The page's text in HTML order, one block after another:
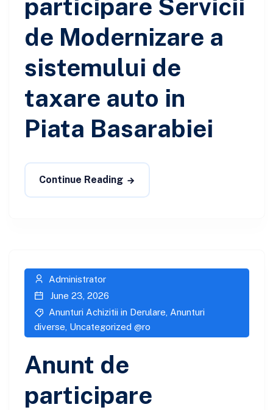
participare Servicii
de Modernizare a
sistemului de
taxare auto in
Piata Basarabiei
Continue Reading
Administrator
June 23, 2026
Anunturi Achizitii in Derulare Anunturi
diverse Uncategorized @ro
Anunt de
participare